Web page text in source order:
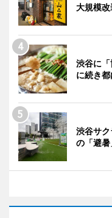
大規模
渋谷に
に続き
渋谷サ
の「避暑